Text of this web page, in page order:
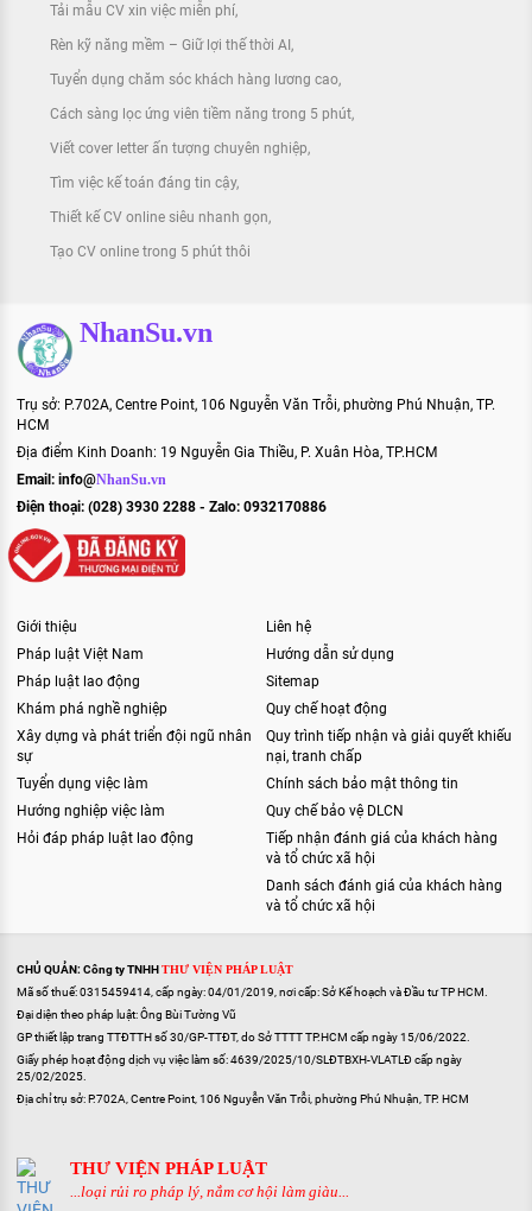
Tải mẫu CV xin việc miễn phí
Rèn kỹ năng mềm – Giữ lợi thế thời AI
Tuyển dụng chăm sóc khách hàng lương cao
Cách sàng lọc ứng viên tiềm năng trong 5 phút
Viết cover letter ấn tượng chuyên nghiệp
Tìm việc kế toán đáng tin cậy
Thiết kế CV online siêu nhanh gọn
Tạo CV online trong 5 phút thôi
NhanSu.vn
Trụ sở: P.702A, Centre Point, 106 Nguyễn Văn Trỗi, phường Phú Nhuận, TP.
HCM
Địa điểm Kinh Doanh: 19 Nguyễn Gia Thiều, P. Xuân Hòa, TP.HCM
Email: info@NhanSu.vn
Điện thoại: (028) 3930 2288 - Zalo: 0932170886
Giới thiệu
Pháp luật Việt Nam
Pháp luật lao động
Khám phá nghề nghiệp
Xây dựng và phát triển đội ngũ nhân
sự
Tuyển dụng việc làm
Hướng nghiệp việc làm
Hỏi đáp pháp luật lao động
Liên hệ
Hướng dẫn sử dụng
Sitemap
Quy chế hoạt động
Quy trình tiếp nhận và giải quyết khiếu
nại, tranh chấp
Chính sách bảo mật thông tin
Quy chế bảo vệ DLCN
Tiếp nhận đánh giá của khách hàng
và tổ chức xã hội
Danh sách đánh giá của khách hàng
và tổ chức xã hội
CHỦ QUẢN: Công ty TNHHTHƯ VIỆN PHÁP LUẬT
Mã số thuế: 0315459414, cấp ngày: 04/01/2019, nơi cấp: Sở Kế hoạch và Đầu tư TP HCM.
Đại diện theo pháp luật: Ông Bùi Tường Vũ
GP thiết lập trang TTĐTTH số 30/GP-TTĐT, do Sở TTTT TP.HCM cấp ngày 15/06/2022.
Giấy phép hoạt động dịch vụ việc làm số: 4639/2025/10/SLĐTBXH-VLATLĐ cấp ngày
25/02/2025.
Địa chỉ trụ sở: P.702A, Centre Point, 106 Nguyễn Văn Trỗi, phường Phú Nhuận, TP. HCM
THƯ VIỆN PHÁP LUẬT
...loại rủi ro pháp lý, nắm cơ hội làm giàu...